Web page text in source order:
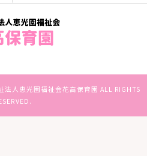
人恵光園福祉会花高保育園 ALL RIGHTS